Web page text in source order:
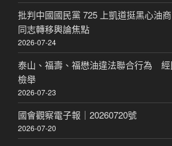
批判中國國民黨 725 上凱道挺黑心油
同志轉移輿論焦點
2026-07-24
泰山、福壽、福懋油違法聯合行為 經
檢舉
2026-07-23
國會觀察電子報｜20260720號
2026-07-20